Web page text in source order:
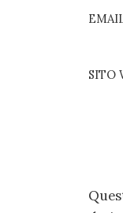
SITO